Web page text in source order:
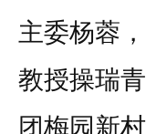
主委杨蓉
教授操瑞
团梅园新